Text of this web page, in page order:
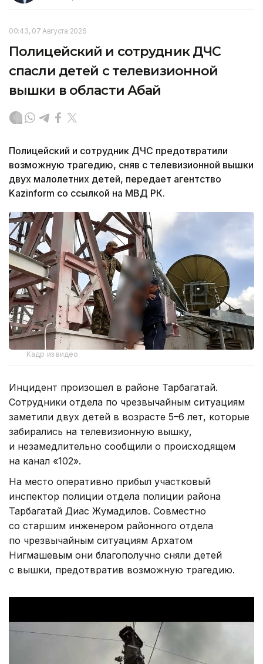
00:43, 07 Августа 2026
Полицейский и сотрудник ДЧС
спасли детей с телевизионной
вышки в области Абай
Полицейский и сотрудник ДЧС предотвратили
возможную трагедию, сняв с телевизионной вышки
двух малолетних детей, передает агентство
Kazinform со ссылкой на МВД РК.
Кадр из видео
Инцидент произошел в районе Тарбагатай.
Сотрудники отдела по чрезвычайным ситуациям
заметили двух детей в возрасте 5–6 лет, которые
забирались на телевизионную вышку,
и незамедлительно сообщили о происходящем
на канал «102».
На место оперативно прибыл участковый
инспектор полиции отдела полиции района
Тарбагатай Диас Жумадилов. Совместно
со старшим инженером районного отдела
по чрезвычайным ситуациям Архатом
Нигмашевым они благополучно сняли детей
с вышки, предотвратив возможную трагедию.